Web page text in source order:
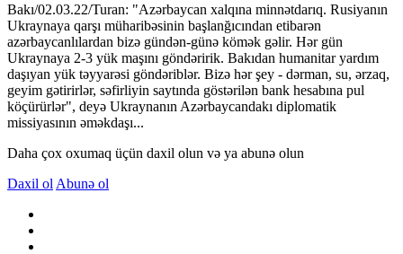
Bakı/02.03.22/Turan: "Azərbaycan xalqına minnətdarıq. Rusiyanın
Ukraynaya qarşı müharibəsinin başlanğıcından etibarən
azərbaycanlılardan bizə gündən-günə kömək gəlir. Hər gün
Ukraynaya 2-3 yük maşını göndəririk. Bakıdan humanitar yardım
daşıyan yük təyyarəsi göndəriblər. Bizə hər şey - dərman, su, ərzaq,
geyim gətirirlər, səfirliyin saytında göstərilən bank hesabına pul
köçürürlər", deyə Ukraynanın Azərbaycandakı diplomatik
missiyasının əməkdaşı...
Daha çox oxumaq üçün daxil olun və ya abunə olun
Daxil ol Abunə ol